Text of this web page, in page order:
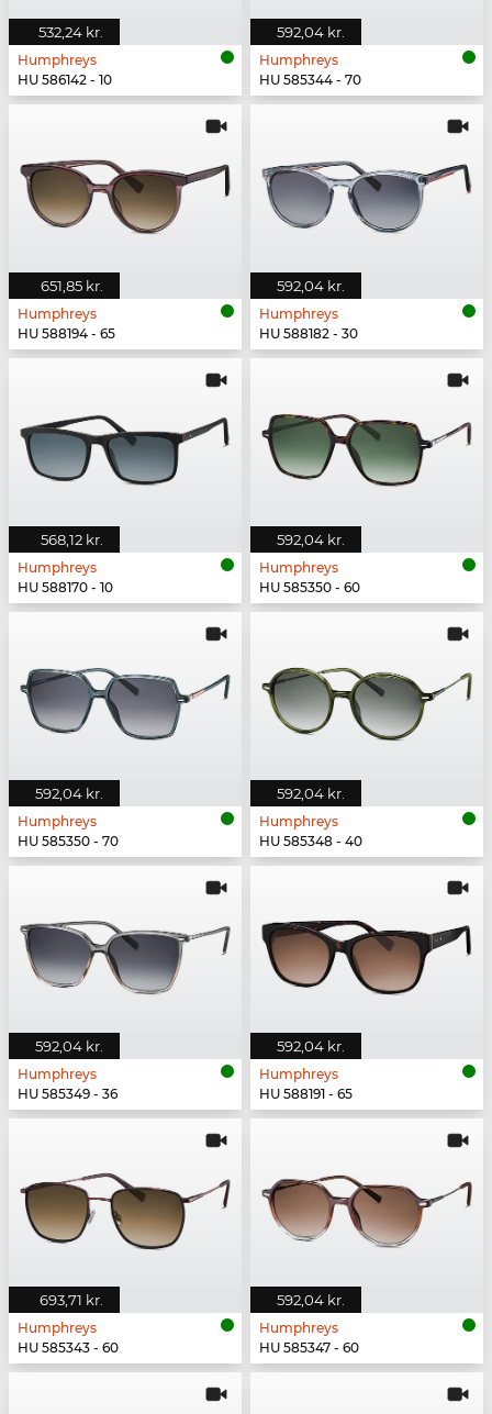
532,24 kr.
Humphreys
HU 586142 - 10
592,04 kr.
Humphreys
HU 585344 - 70
651,85 kr.
Humphreys
HU 588194 - 65
592,04 kr.
Humphreys
HU 588182 - 30
568,12 kr.
Humphreys
HU 588170 - 10
592,04 kr.
Humphreys
HU 585350 - 60
592,04 kr.
Humphreys
HU 585350 - 70
592,04 kr.
Humphreys
HU 585348 - 40
592,04 kr.
Humphreys
HU 585349 - 36
592,04 kr.
Humphreys
HU 588191 - 65
693,71 kr.
Humphreys
HU 585343 - 60
592,04 kr.
Humphreys
HU 585347 - 60